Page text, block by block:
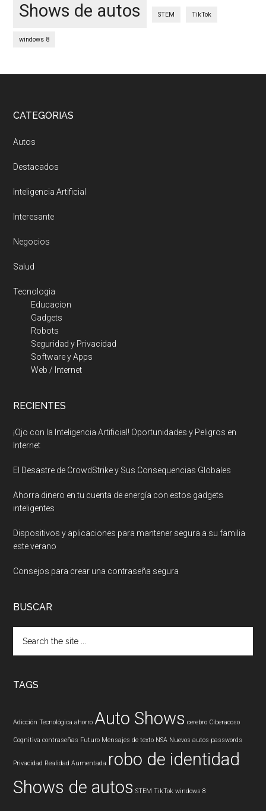
Shows de autos
STEM TikTok
windows 8
Footer
CATEGORIAS
Autos
Destacados
Inteligencia Artificial
Interesante
Negocios
Salud
Tecnologia
Educacion
Gadgets
Robots
Seguridad y Privacidad
Software y Apps
Web / Internet
RECIENTES
¡Ojo con la Inteligencia Artificial! Oportunidades y Peligros en
Internet
El Desastre de CrowdStrike y Sus Consequencias Globales
Ahorra dinero en tu cuenta de energía con estos gadgets
inteligentes
Dispositivos y aplicaciones para mantener segura a su familia
este verano
Consejos para crear una contraseña segura
BUSCAR
the
TAGS
Adicción Tecnológica ahorro Auto Shows cerebro Ciberacoso
Cognitiva contraseñas Futuro Mensajes de texto NSA Nuevos autos passwords
Privacidad Realidad Aumentada robo de identidad
Shows de autos STEM TikTok windows 8